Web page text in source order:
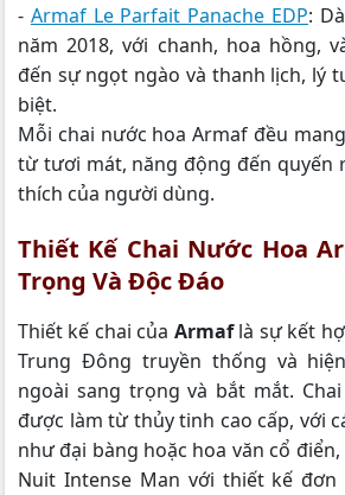
- Armaf Le Parfait Panache EDP:
năm 2018, với chanh, hoa hồng,
đến sự ngọt ngào và thanh lịch, lý
biệt.
Mỗi chai nước hoa Armaf đều
từ tươi mát, năng động đến quyến
thích của người dùng.
Thiết Kế Chai Nước Hoa
Trọng Và Độc Đáo
Thiết kế chai của Armaflà sự kết
Trung Đông truyền thống và
ngoài sang trọng và bắt mắt.
được làm từ thủy tinh cao cấp, với
như đại bàng hoặc hoa văn cổ
Nuit Intense Man với thiết kế